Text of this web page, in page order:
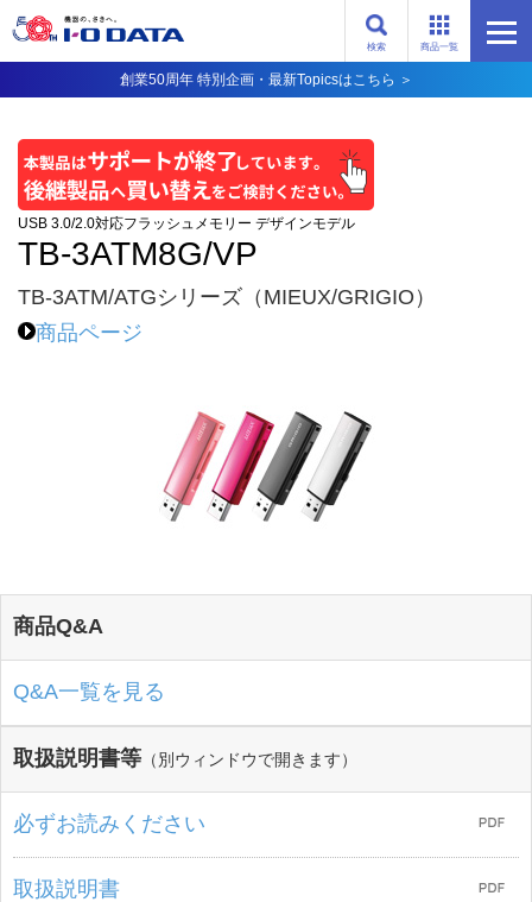
商品一覧
検索
創業50周年 特別企画・最新Topicsはこちら ＞
USB 3.0/2.0対応フラッシュメモリー デザインモデル
TB-3ATM8G/VP
TB-3ATM/ATGシリーズ（MIEUX/GRIGIO）
商品ページ
商品Q&A
Q&A一覧を見る
取扱説明書等 （別ウィンドウで開きます）
必ずお読みください
取扱説明書